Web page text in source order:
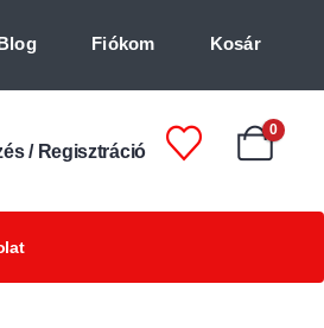
Fiókom Kosár
/ Regisztráció
0